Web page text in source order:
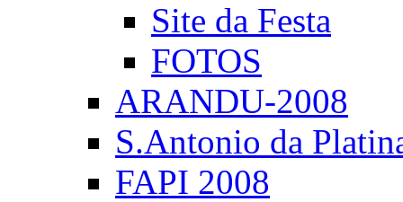
Site da Festa
FOTOS
ARANDU-2008
S.Antonio da
FAPI 2008